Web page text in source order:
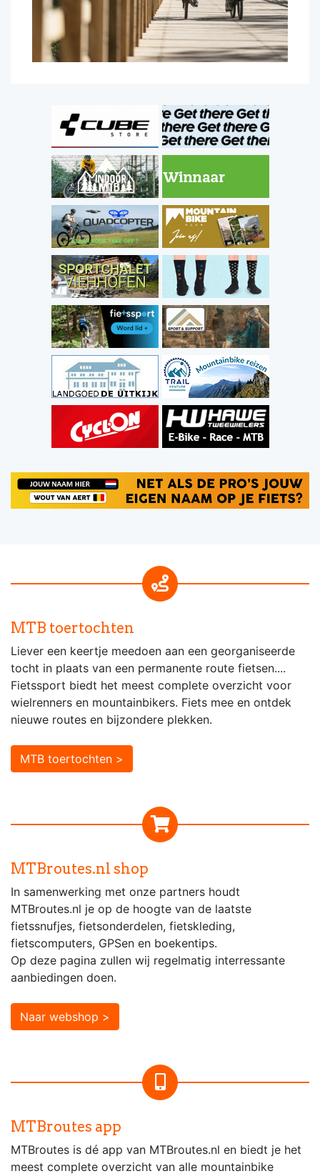
MTB toertochten
Liever een keertje meedoen aan een georganiseerde
tocht in plaats van een permanente route fietsen....
Fietssport biedt het meest complete overzicht voor
wielrenners en mountainbikers. Fiets mee en ontdek
nieuwe routes en bijzondere plekken.
MTB toertochten >
MTBroutes.nl shop
In samenwerking met onze partners houdt
MTBroutes.nl je op de hoogte van de laatste
fietssnufjes, fietsonderdelen, fietskleding,
fietscomputers, GPSen en boekentips.
Op deze pagina zullen wij regelmatig interressante
aanbiedingen doen.
Naar webshop >
MTBroutes app
MTBroutes is dé app van MTBroutes.nl en biedt je het
meest complete overzicht van alle mountainbike